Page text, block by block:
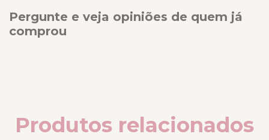
Pergunte e veja opiniões de quem já
comprou
Produtos relacionados